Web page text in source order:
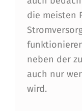
G
D
E
R
H
die meisten
neben der
auch nur
wird.